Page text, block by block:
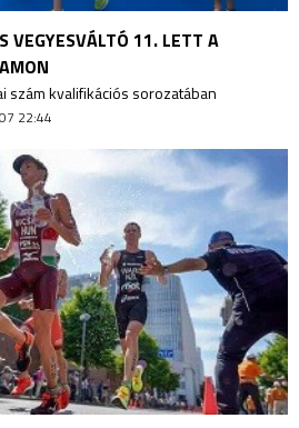
VEGYESVÁLTÓ 11. LETT A
szám kvalifikációs sorozatában
22:44